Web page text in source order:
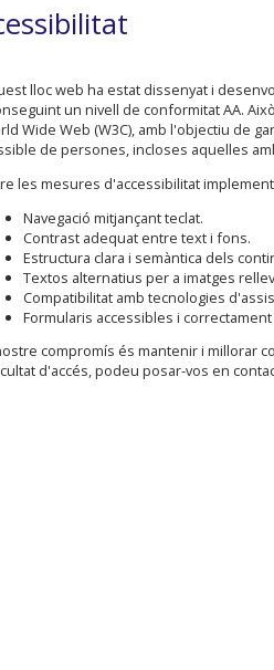
lloc web ha estat dissenyat i
un nivell de conformitat AA.
Wide Web (W3C), amb l'objectiu de
de persones, incloses aquelles
les mesures d'accessibilitat
Navegació mitjançant teclat.
Contrast adequat entre text i fons.
Estructura clara i semàntica dels
Textos alternatius per a imatges
Compatibilitat amb tecnologies
Formularis accessibles i
compromís és mantenir i millorar
d'accés, podeu posar-vos en